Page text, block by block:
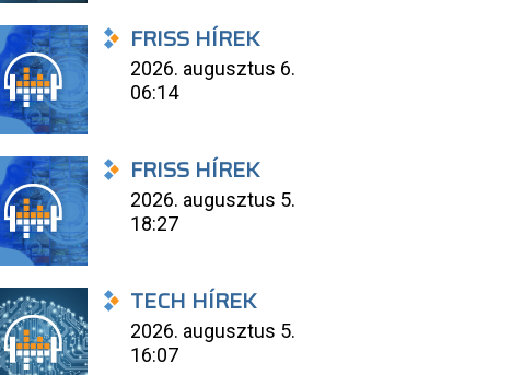
FRISS HÍREK
2026. augusztus 6.
06:14
FRISS HÍREK
2026. augusztus 5.
18:27
TECH HÍREK
2026. augusztus 5.
16:07